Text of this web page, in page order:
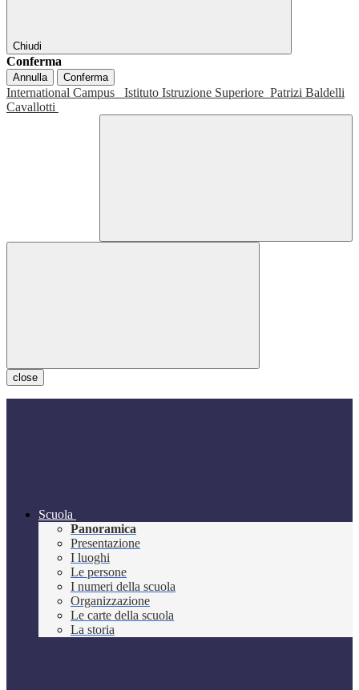
Chiudi
Conferma
Annulla Conferma
International Campus Istituto Istruzione Superiore Patrizi Baldelli
Cavallotti
close
Scuola
Panoramica
Presentazione
I luoghi
Le persone
I numeri della scuola
Organizzazione
Le carte della scuola
La storia